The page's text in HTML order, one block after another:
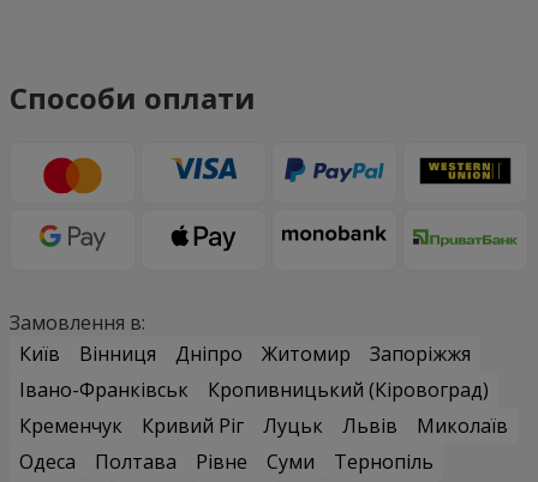
Способи оплати
Замовлення в:
Київ
Вінниця Дніпро Житомир
Запоріжжя
Івано-Франківськ
Кропивницький (Кіровоград)
Кременчук
Кривий Ріг Луцьк Львів
Миколаїв
Одеса
Полтава Рівне Суми
Тернопіль